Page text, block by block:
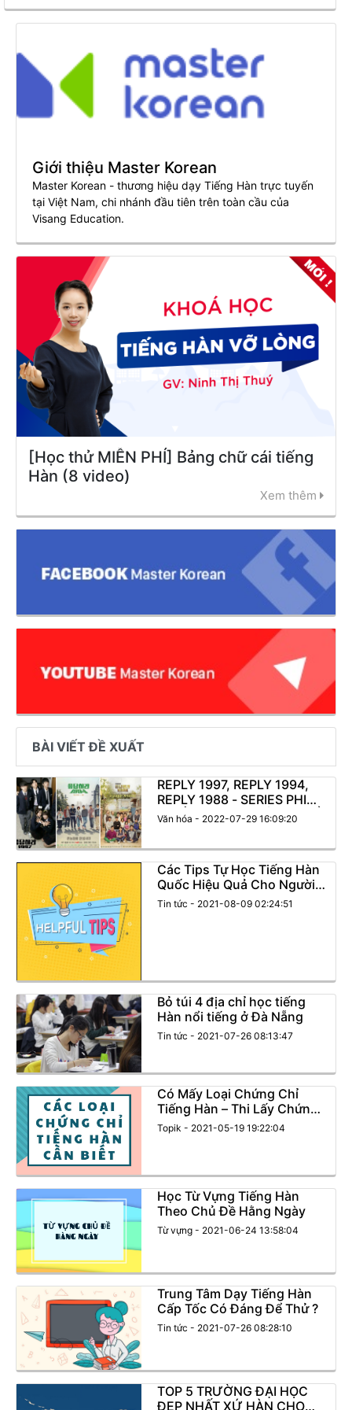
Giới thiệu Master Korean
Master Korean - thương hiệu dạy Tiếng Hàn trực tuyến
tại Việt Nam, chi nhánh đầu tiên trên toàn cầu của
Visang Education.
[Học thử MIỄN PHÍ] Bảng chữ cái tiếng
Hàn (8 video)
Xem thêm
BÀI VIẾT ĐỀ XUẤT
REPLY 1997, REPLY 1994,
REPLY 1988 - SERIES PHIM
HUYỀN THOẠI KHÔNG THỂ
HÀN QUỐC
Văn hóa - 2022-07-29 16:09:20
Các Tips Tự Học Tiếng Hàn
Quốc Hiệu Quả Cho Người
Mới Bắt Đầu
Tin tức - 2021-08-09 02:24:51
Bỏ túi 4 địa chỉ học tiếng
Hàn nổi tiếng ở Đà Nẵng
Tin tức - 2021-07-26 08:13:47
Có Mấy Loại Chứng Chỉ
Tiếng Hàn – Thi Lấy Chứng
Chỉ Ở Đâu?
Topik - 2021-05-19 19:22:04
Học Từ Vựng Tiếng Hàn
Theo Chủ Đề Hằng Ngày
Từ vựng - 2021-06-24 13:58:04
Trung Tâm Dạy Tiếng Hàn
Cấp Tốc Có Đáng Để Thử ?
Tin tức - 2021-07-26 08:28:10
TOP 5 TRƯỜNG ĐẠI HỌC
ĐẸP NHẤT XỨ HÀN CHO